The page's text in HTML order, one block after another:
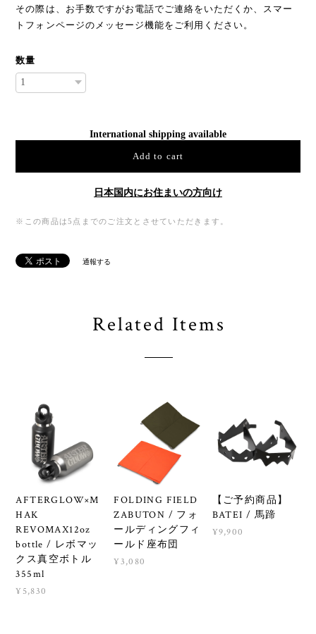
その際は、お手数ですがお電話でご連絡をいただくか、スマー
トフォンページのメッセージ機能をご利用ください。
数量
International shipping available
Add to cart
日本国内にお住まいの方向け
※この商品は5点までのご注文とさせていただきます。
通報する
Related Items
AFTERGLOW×M
HAK
REVOMAX12oz
bottle / レボマッ
クス真空ボトル
355ml
¥5,830
FOLDING FIELD
ZABUTON / フォ
ールディングフィ
ールド座布団
¥3,080
【ご予約商品】
BATEI / 馬蹄
¥9,900